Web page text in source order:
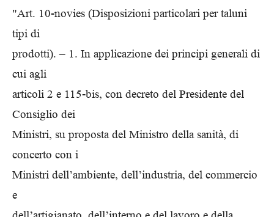
"Art. 10-novies (Disposizioni particolari per taluni
tipi di
prodotti). – 1. In applicazione dei principi generali di
cui agli
articoli 2 e 115-bis, con decreto del Presidente del
Consiglio dei
Ministri, su proposta del Ministro della sanità, di
concerto con i
Ministri dell’ambiente, dell’industria, del commercio
e